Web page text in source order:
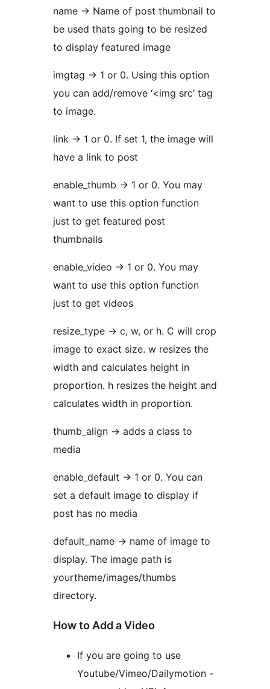
name -> Name of post thumbnail to
be used thats going to be resized
to display featured image
imgtag -> 1 or 0. Using this option
you can add/remove ‘<img src’ tag
to image.
link -> 1 or 0. If set 1, the image will
have a link to post
enable_thumb -> 1 or 0. You may
want to use this option function
just to get featured post
thumbnails
enable_video -> 1 or 0. You may
want to use this option function
just to get videos
resize_type -> c, w, or h. C will crop
image to exact size. w resizes the
width and calculates height in
proportion. h resizes the height and
calculates width in proportion.
thumb_align -> adds a class to
media
enable_default -> 1 or 0. You can
set a default image to display if
post has no media
default_name -> name of image to
display. The image path is
yourtheme/images/thumbs
directory.
How to Add a Video
If you are going to use
Youtube/Vimeo/Dailymotion -